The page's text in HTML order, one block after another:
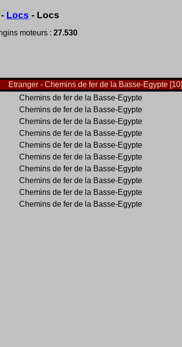
Locs - Locs
moteurs : 27.530
Etranger - Chemins de fer de la Basse-Egypte [10]
Chemins de fer de la Basse-Egypte
Chemins de fer de la Basse-Egypte
Chemins de fer de la Basse-Egypte
Chemins de fer de la Basse-Egypte
Chemins de fer de la Basse-Egypte
Chemins de fer de la Basse-Egypte
Chemins de fer de la Basse-Egypte
Chemins de fer de la Basse-Egypte
Chemins de fer de la Basse-Egypte
Chemins de fer de la Basse-Egypte